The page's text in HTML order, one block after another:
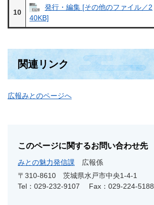
10
発行・編集 [その他のファイル／2
40KB]
関連リンク
広報みとのページへ
このページに関するお問い合わせ先
みとの魅力発信課
広報係
〒310-8610
茨城県水戸市中央1-4-1
Tel：029-232-9107
Fax：029-224-5188